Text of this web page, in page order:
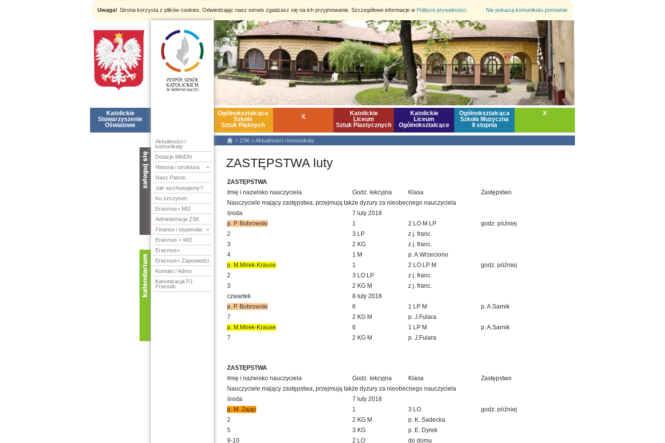
Uwaga! Strona korzysta z plików cookies. Odwiedzając nasz serwis zgadzasz się na ich przyjmowanie. Szczegółowe informacje w Polityce prywatności Nie pokazuj komunikatu ponownie
Aktualności i
komunikaty
Dotacje MKiDN
Historia i struktura
+
Nasz Patron
Jak wychowujemy?
Ku szczytom
Erasmus+ MI2
Administracja ZSK
Finanse i stypendia
+
Erasmus + MI3
Erasmus+
Erasmus+ Zapowiedzi
Kontakt / Adres
Kanonizacja PJ.
Frassati
Katolickie
Stowarzyszenie
Oświatowe
Ogólnokształcąca
Szkoła
Sztuk Pięknych
X
Katolickie
Liceum
Sztuk Plastycznych
Katolickie
Liceum
Ogólnokształcące
Ogólnokształcąca
Szkoła Muzyczna
II stopnia
X
nazwa:
hasło:
od dnia:
> ZSK >Aktualności i komunikaty
ZASTĘPSTWA luty
ZASTĘPSTWA
Imię i nazwisko nauczyciela
Godz. lekcyjna Klasa Zastępstwo
Nauczyciele mający zastępstwa, przejmują także dyzury za nieobecnego nauczyciela
środa
7 luty 2018
p. P. Bobrowski
1 2 LO M LP
godz. później
2
3 LP
z j. franc.
3
2 KG
z j. franc.
4
1 M
p. A.Wrzeciono
p. M.Mirek-Krause
1 2 LO LP M
godz. później
2
3 LO LP
z j. franc.
3
2 KG M
z j. franc.
czwartek
8 luty 2018
p. P. Bobrowski
6 1 LP M
p. A.Sarnik
7
2 KG M
p. J.Fulara
p. M.Mirek-Krause
6 1 LP M
p. A.Sarnik
7
2 KG M p. J.Fulara
ZASTĘPSTWA
Imię i nazwisko nauczyciela
Godz. lekcyjna Klasa Zastępstwo
Nauczyciele mający zastępstwa, przejmują także dyzury za nieobecnego nauczyciela
środa
7 luty 2018
p. M. Zając
1 3 LO
godz. później
2
2 KG M
p. K. Sadecka
5
3 KG
p. E. Dyrek
9-10
2 LO do domu